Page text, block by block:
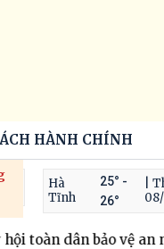
HÀNH CHÍNH
Hà
Tĩnh
25° -
26°
|
toàn dân bảo vệ an